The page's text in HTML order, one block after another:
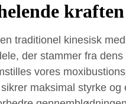
traditionel kinesisk
der stammer fra
vores
maksimal styrke